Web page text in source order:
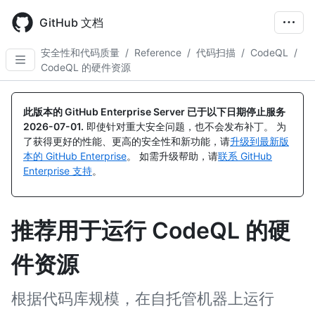
main
content
GitHub 文档
安全性和代码质量 / Reference / 代码扫描 / CodeQL
/
CodeQL 的硬件资源
此版本的 GitHub Enterprise Server 已于以下日期停止服务
2026-07-01. 即使针对重大安全问题，也不会发布补丁。 为
了获得更好的性能、更高的安全性和新功能，请升级到最新版
本的 GitHub Enterprise。 如需升级帮助，请联系 GitHub
Enterprise 支持。
推荐用于运行 CodeQL 的硬
件资源
根据代码库规模，在自托管机器上运行